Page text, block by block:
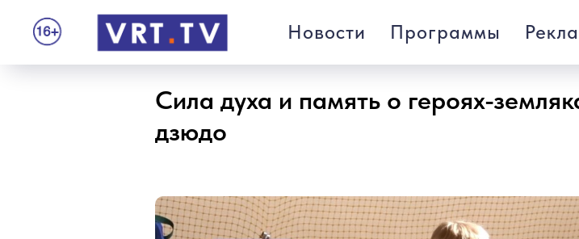
Новости Программы
Сила духа и память о героях-
дзюдо